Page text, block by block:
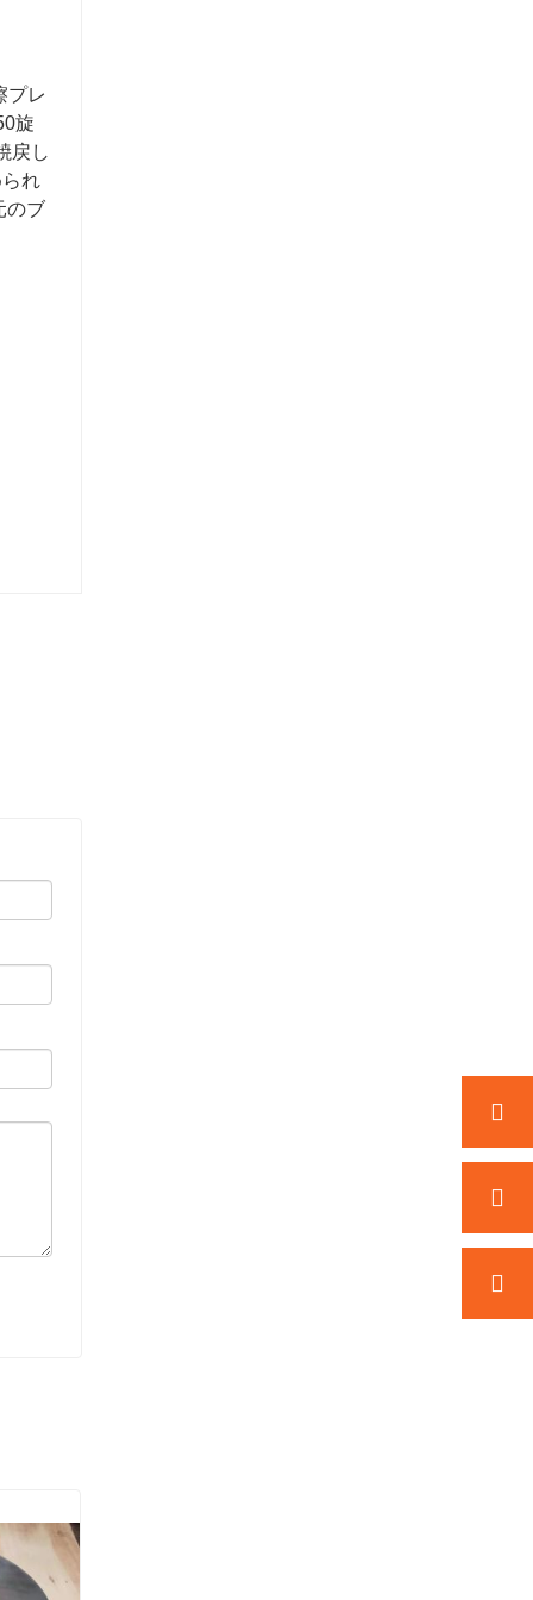
プレ
旋
戻し
れ
のブ